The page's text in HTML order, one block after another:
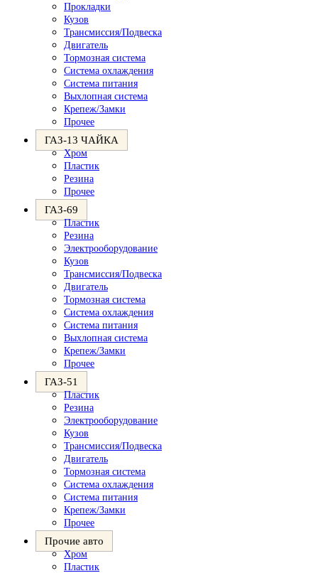
Прокладки
Кузов
Трансмиссия/Подвеска
Двигатель
Тормозная система
Система охлаждения
Система питания
Выхлопная система
Крепеж/Замки
Прочее
ГАЗ-13 ЧАЙКА
Хром
Пластик
Резина
Прочее
ГАЗ-69
Пластик
Резина
Электрооборудование
Кузов
Трансмиссия/Подвеска
Двигатель
Тормозная система
Система охлаждения
Система питания
Выхлопная система
Крепеж/Замки
Прочее
ГАЗ-51
Пластик
Резина
Электрооборудование
Кузов
Трансмиссия/Подвеска
Двигатель
Тормозная система
Система охлаждения
Система питания
Крепеж/Замки
Прочее
Прочие авто
Хром
Пластик